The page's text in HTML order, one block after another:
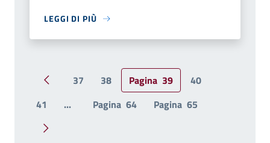
LEGGI DI PIÙ
Pagina precedente
37 38 Pagina 39
40
41
... Pagina 64 Pagina 65
Pagina successiva